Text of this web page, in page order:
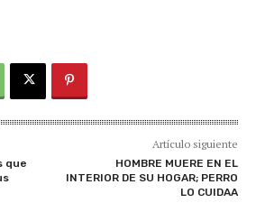
que
Artículo siguiente
HOMBRE MUERE EN EL
INTERIOR DE SU HOGAR; PERRO
LO CUIDAA